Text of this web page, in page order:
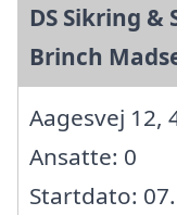
DS Sikring &
Brinch
Aagesvej 12,
Ansatte: 0
Startdato: